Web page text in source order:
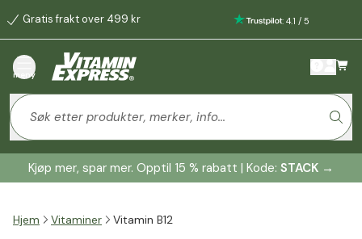
Gratis frakt over 499 kr : 4.1 / 5
meny
Kjøp mer, spar mer. Opptil 15 % rabatt | Kode: STACK →
Hjem Vitaminer Vitamin B12